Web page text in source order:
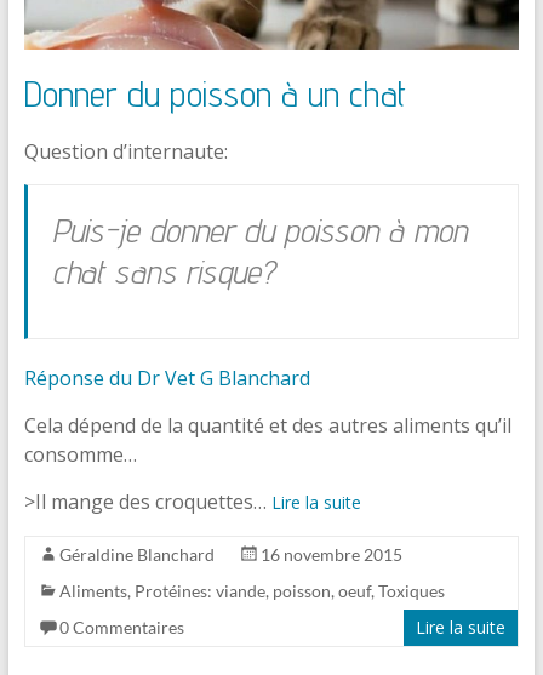
Donner du poisson à un chat
Question d’internaute:
Puis-je donner du poisson à mon
chat sans risque?
Réponse du Dr Vet G Blanchard
Cela dépend de la quantité et des autres aliments qu’il
consomme…
>Il mange des croquettes… Lire la suite
Géraldine Blanchard
16 novembre 2015
Aliments, Protéines: viande, poisson, oeuf, Toxiques
0 Commentaires
Lire la suite